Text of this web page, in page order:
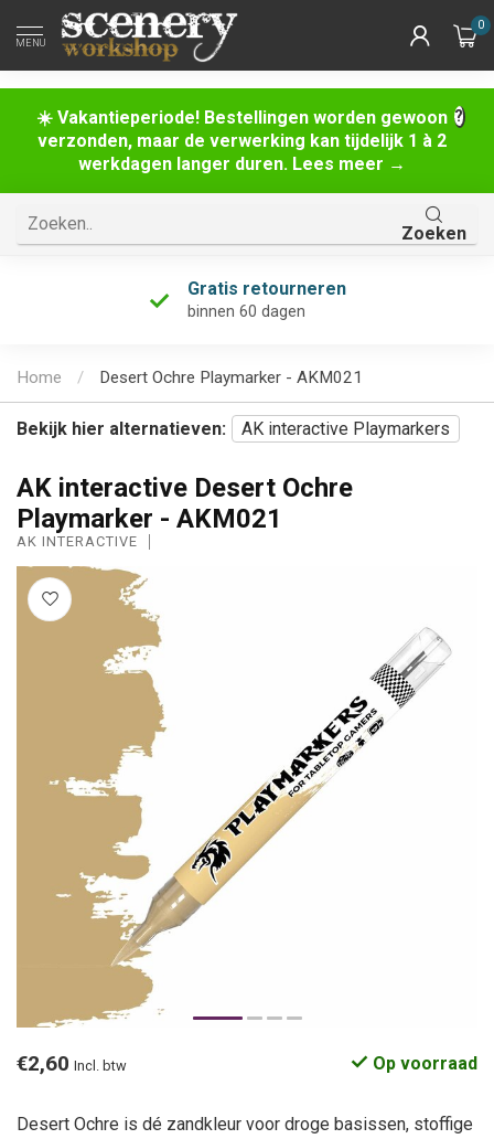
☀️ Vakantieperiode! Bestellingen worden gewoon
verzonden, maar de verwerking kan tijdelijk 1 à 2
werkdagen langer duren. Lees meer →
MENU
0
Zoeken
Gratis retourneren
binnen 60 dagen
Home / Desert Ochre Playmarker - AKM021
Bekijk hier alternatieven: AK interactive Playmarkers
AK interactive Desert Ochre
Playmarker - AKM021
AK INTERACTIVE
€2,60 Incl. btw Op voorraad
Desert Ochre is dé zandkleur voor droge basissen, stoffige